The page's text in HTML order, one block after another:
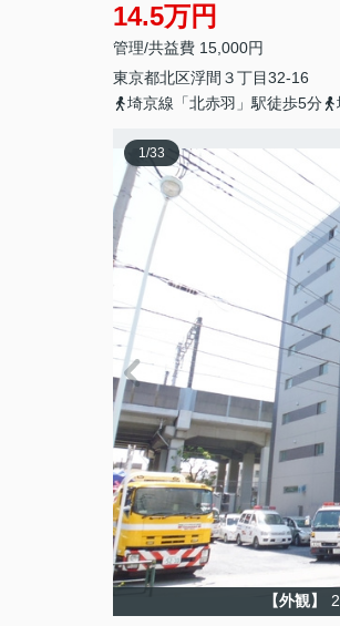
14.5万円
管理/共益費 15,000円
東京都北区浮間 ３丁目32-16
埼京線「北赤羽」駅徒歩5分
1/33
【外観】